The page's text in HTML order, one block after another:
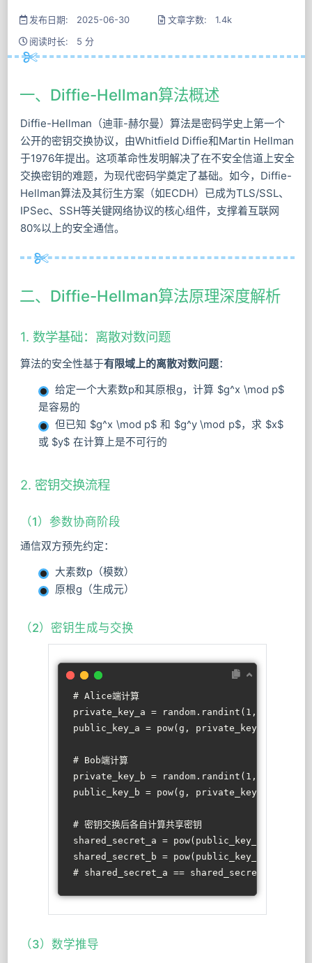
发布日期: 2025-06-30
文章字数: 1.4k
阅读时长: 5 分
一、Diffie-Hellman算法概述
Diffie-Hellman（迪菲-赫尔曼）算法是密码学史上第一个
公开的密钥交换协议，由Whitfield Diffie和Martin Hellman
于1976年提出。这项革命性发明解决了在不安全信道上安全
交换密钥的难题，为现代密码学奠定了基础。如今，Diffie-
Hellman算法及其衍生方案（如ECDH）已成为TLS/SSL、
IPSec、SSH等关键网络协议的核心组件，支撑着互联网
80%以上的安全通信。
二、Diffie-Hellman算法原理深度解析
1. 数学基础：离散对数问题
算法的安全性基于有限域上的离散对数问题：
给定一个大素数p和其原根g，计算 $g^x \mod p$
是容易的
但已知 $g^x \mod p$ 和 $g^y \mod p$，求 $x$
或 $y$ 在计算上是不可行的
2. 密钥交换流程
（1）参数协商阶段
通信双方预先约定：
大素数p（模数）
原根g（生成元）
（2）密钥生成与交换
# Alice端计算
private_key_a = random.randint( 1 , p-
public_key_a = pow(g, private_key_a, p)
# Bob端计算
private_key_b = random.randint( 1 , p-
public_key_b = pow(g, private_key_b, p)
# 密钥交换后各自计算共享密钥
shared_secret_a = pow(public_key_b,
shared_secret_b = pow(public_key_a,
# shared_secret_a == shared_secret_b
（3）数学推导